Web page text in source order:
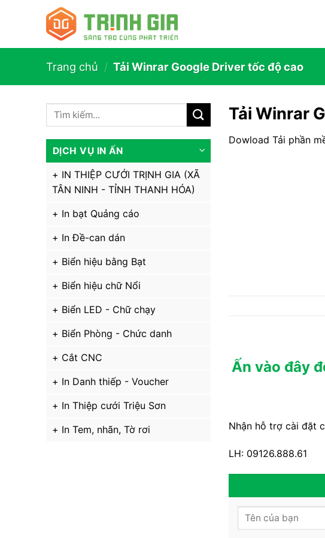
Trang chủ / Tải Winrar Google Driver tốc độ cao
DỊCH VỤ IN ẤN
IN THIỆP CƯỚI TRỊNH GIA (XÃ
TÂN NINH - TỈNH THANH HÓA)
In bạt Quảng cáo
In Đề-can dán
Biển hiệu bằng Bạt
Biển hiệu chữ Nổi
Biển LED - Chữ chạy
Biển Phòng - Chức danh
Cắt CNC
In Danh thiếp - Voucher
In Thiệp cưới Triệu Sơn
In Tem, nhãn, Tờ rơi
Tải Winrar
Dowload Tải phần
Ấn vào đây
Nhận hỗ trợ cài đặt
LH: 09126.888.61